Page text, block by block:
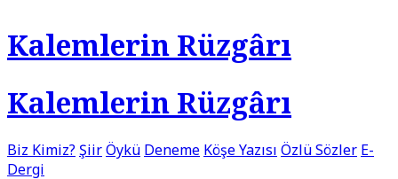
Kalemlerin Rüzgârı
Kalemlerin Rüzgârı
Biz Kimiz? ŞiirÖykü Deneme Köşe Yazısı Özlü Sözler E-
Dergi